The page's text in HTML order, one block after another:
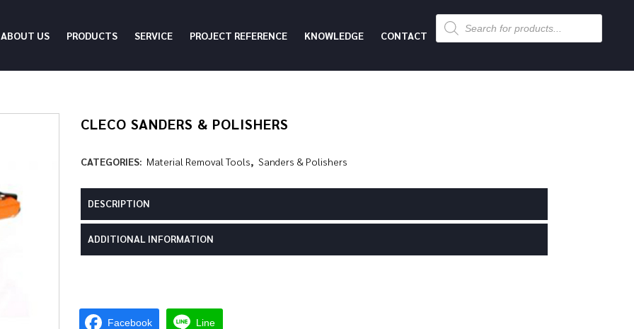
ABOUT US PRODUCTS SERVICE PROJECT REFERENCE KNOWLEDGE CONTACT
Products
search
CLECO SANDERS & POLISHERS
CATEGORIES: Material Removal Tools, Sanders & Polishers
DESCRIPTION
ADDITIONAL INFORMATION
Facebook Line